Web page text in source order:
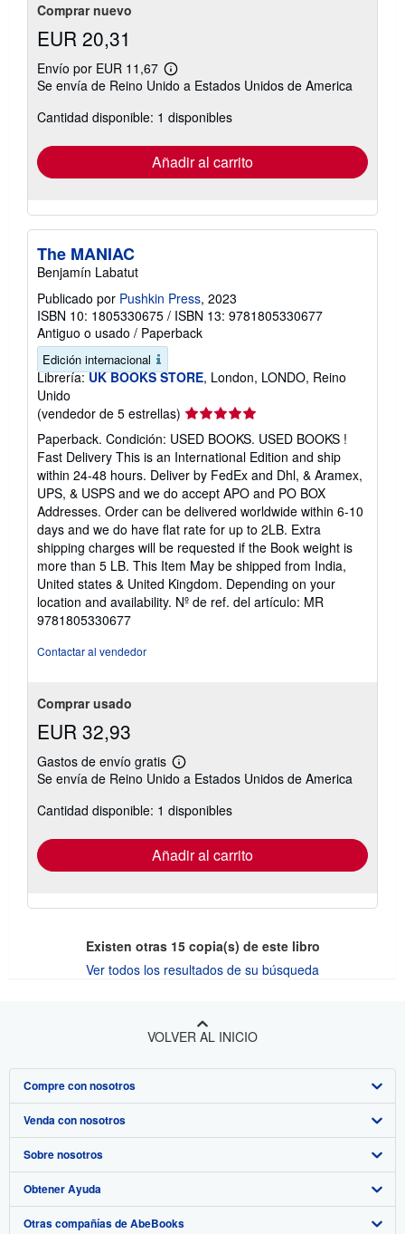
Comprar nuevo
EUR 20,31
Envío por EUR 11,67
Más
información
las
tarifas
envío
Se envía de Reino Unido a Estados Unidos de America
Cantidad disponible: 1 disponibles
Añadir al carrito
The MANIAC
Benjamín Labatut
Publicado por Pushkin Press, 2023
ISBN 10: 1805330675 / ISBN 13: 9781805330677
Antiguo o usado / Paperback
Edición internacional
Librería: UK BOOKS STORE, London, LONDO, Reino
Unido
(vendedor de 5 estrellas) Calificación
del
vendedor:
5
de
5
estrellas
Paperback. Condición: USED BOOKS. USED BOOKS !
Fast Delivery This is an International Edition and ship
within 24-48 hours. Deliver by FedEx and Dhl, & Aramex,
UPS, & USPS and we do accept APO and PO BOX
Addresses. Order can be delivered worldwide within 6-10
days and we do have flat rate for up to 2LB. Extra
shipping charges will be requested if the Book weight is
more than 5 LB. This Item May be shipped from India,
United states & United Kingdom. Depending on your
location and availability. Nº de ref. del artículo: MR
9781805330677
Contactar al vendedor
Comprar usado
EUR 32,93
Gastos de envío gratis
Más
información
las
tarifas
envío
Se envía de Reino Unido a Estados Unidos de America
Cantidad disponible: 1 disponibles
Añadir al carrito
Existen otras 15copia(s) de este libro
Ver todos los resultados de su búsqueda
VOLVER AL INICIO
Compre con nosotros
Búsqueda avanzada
Colecciones
Mi cuenta
Mis pedidos
Venda con nosotros
Comenzar a vender
Únase a nuestro programa de afiliados
Recomiende un vendedor
Sobre nosotros
Sobre IberLibro
Medios
Obtener Ayuda
Preguntas frecuentes y guías
Otras compañías de AbeBooks